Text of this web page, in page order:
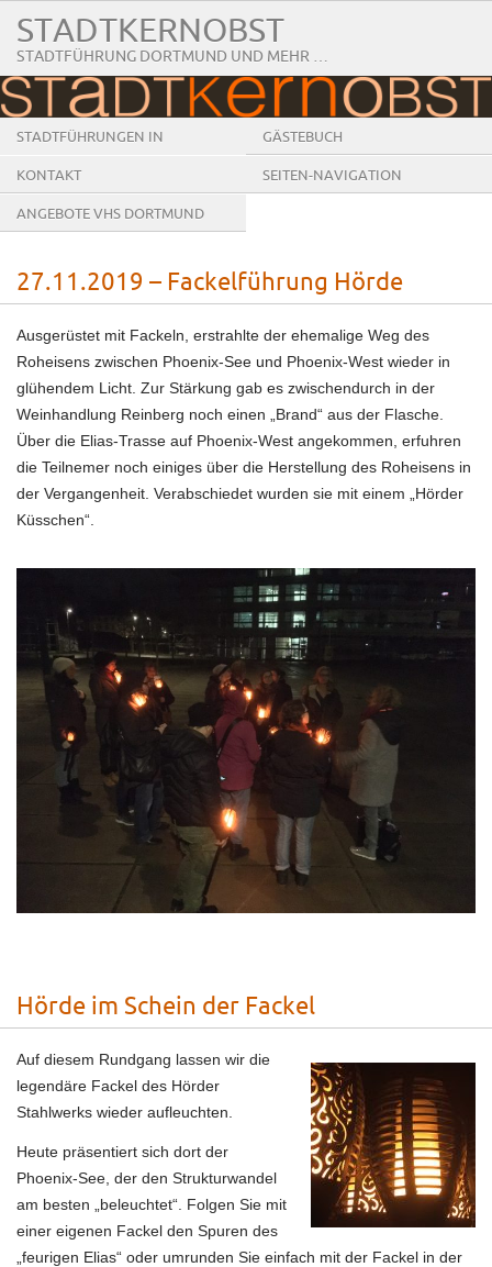
STADTKERNOBST
STADTFÜHRUNG DORTMUND UND MEHR …
STADTFÜHRUNGEN IN
DORTMUND
GÄSTEBUCH
KONTAKT SEITEN-NAVIGATION
ANGEBOTE VHS DORTMUND
27.11.2019 – Fackelführung Hörde
Ausgerüstet mit Fackeln, erstrahlte der ehemalige Weg des
Roheisens zwischen Phoenix-See und Phoenix-West wieder in
glühendem Licht. Zur Stärkung gab es zwischendurch in der
Weinhandlung Reinberg noch einen „Brand“ aus der Flasche.
Über die Elias-Trasse auf Phoenix-West angekommen, erfuhren
die Teilnemer noch einiges über die Herstellung des Roheisens in
der Vergangenheit. Verabschiedet wurden sie mit einem „Hörder
Küsschen“.
Hörde im Schein der Fackel
Auf diesem Rundgang lassen wir die
legendäre Fackel des Hörder
Stahlwerks wieder aufleuchten.
Heute präsentiert sich dort der
Phoenix-See, der den Strukturwandel
am besten „beleuchtet“. Folgen Sie mit
einer eigenen Fackel den Spuren des
„feurigen Elias“ oder umrunden Sie einfach mit der Fackel in der